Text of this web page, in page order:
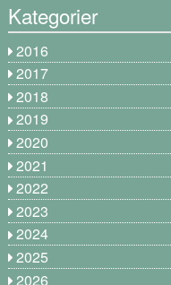
Kategorier
2016
2017
2018
2019
2020
2021
2022
2023
2024
2025
2026